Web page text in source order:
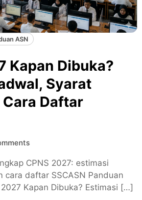
ASN
Kapan Dibuka?
Syarat
Daftar
CPNS 2027: estimasi
cara daftar SSCASN Panduan
Kapan Dibuka? Estimasi […]